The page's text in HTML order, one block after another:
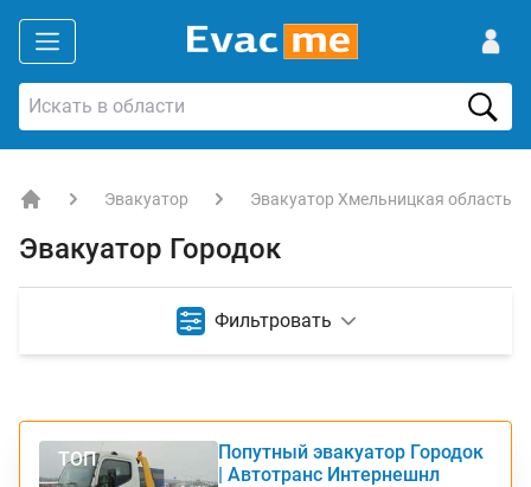
Эвакуатор Эвакуатор Хмельницкая область
Эвакуатор Городок
Фильтровать
ТОП
Попутный эвакуатор Городок
| Автотранс Интернешнл